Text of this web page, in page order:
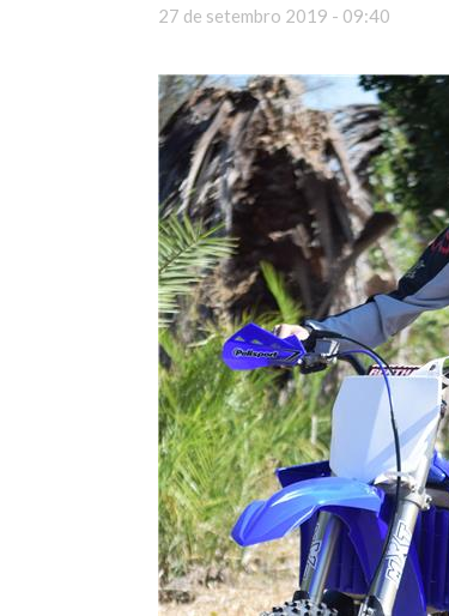
27 de setembro 2019 - 09:40